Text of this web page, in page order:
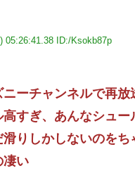
05:26:41.38 ID:/Ksokb87p
ニーチャンネルで再
すぎ、あんなシュー
滑りしかしないのをち
凄い